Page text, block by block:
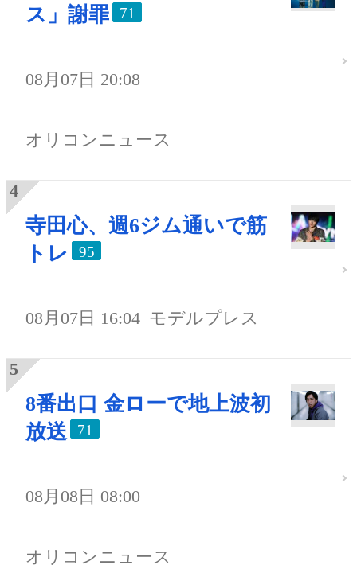
ス」謝罪
71
08月07日 20:08
オリコンニュース
寺田心、週6ジム通いで筋
トレ
95
08月07日 16:04 モデルプレス
8番出口 金ローで地上波初
放送
71
08月08日 08:00
オリコンニュース